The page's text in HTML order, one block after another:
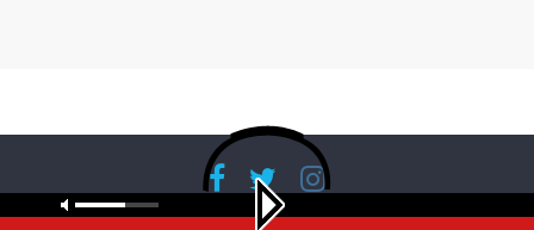
Copyright © 2026RadioBanglaNet. All rights reserved.